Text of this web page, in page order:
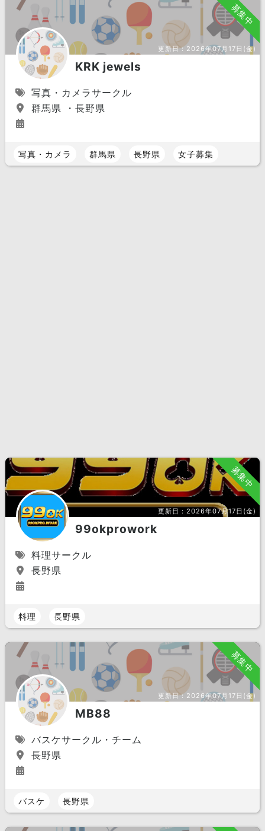
募集中
更新日： 2026年07月17日(金)
KRK jewels
写真・カメラサークル
群馬県 ・長野県
写真・カメラ 群馬県 長野県 女子募集
募集中
更新日：2026年07月17日(金)
99okprowork
料理サークル
長野県
料理 長野県
募集中
更新日： 2026年07月17日(金)
MB88
バスケサークル・チーム
長野県
バスケ 長野県